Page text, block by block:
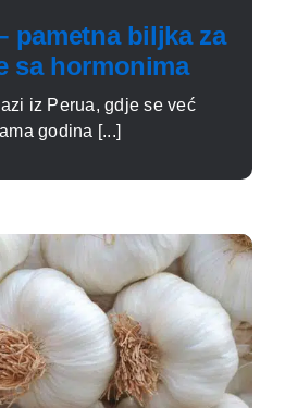
pametna biljka za
sa hormonima
iz Perua, gdje se već
godina [...]